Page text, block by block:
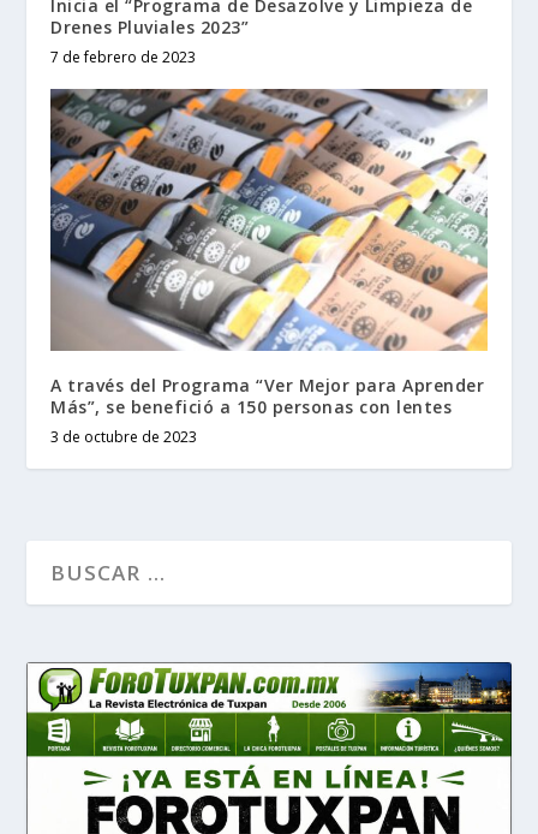
Inicia el “Programa de Desazolve y Limpieza de
Drenes Pluviales 2023”
7 de febrero de 2023
A través del Programa “Ver Mejor para Aprender
Más”, se benefició a 150 personas con lentes
3 de octubre de 2023